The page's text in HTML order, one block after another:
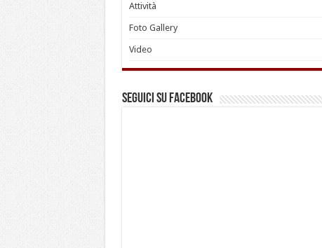
Attività
Foto Gallery
Video
Seguici su Facebook